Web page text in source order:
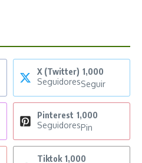
X (Twitter) 1,000
SeguidoresSeguir
Pinterest 1,000
SeguidoresPin
Tiktok 1,000